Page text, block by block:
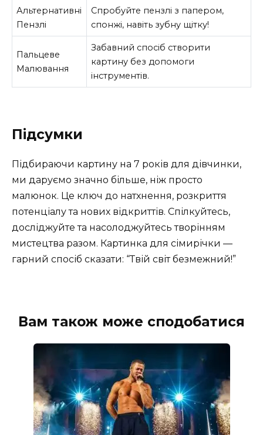
Альтернативні
Пензлі
Спробуйте пензлі з папером,
спонжі, навіть зубну щітку!
Пальцеве
Малювання
Забавний спосіб створити
картину без допомоги
інструментів.
Підсумки
Підбираючи картину на 7 років для дівчинки,
ми даруємо значно більше, ніж просто
малюнок. Це ключ до натхнення, розкриття
потенціалу та нових відкриттів. Спілкуйтесь,
досліджуйте та насолоджуйтесь творінням
мистецтва разом. Картинка для сімирічки —
гарний спосіб сказати: “Твій світ безмежний!”
Вам також може сподобатися